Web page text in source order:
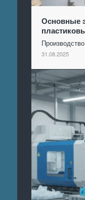
Основные
31.08.2025